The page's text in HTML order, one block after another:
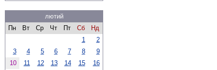
лютий
Пн
Вт Ср Чт Пт Сб
Нд
1
2
3
4 5 6 7 8
9
10
11 12 13 14 15
16